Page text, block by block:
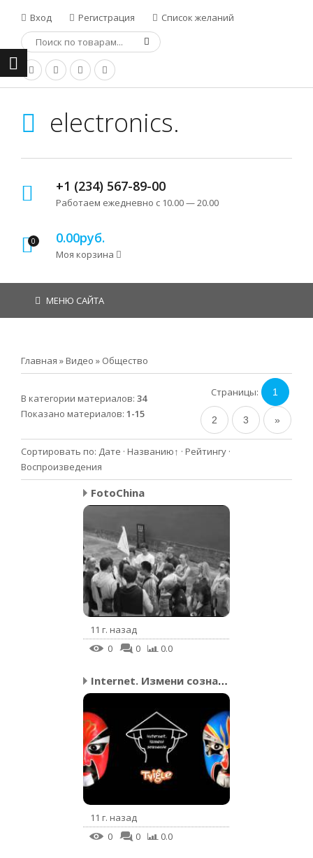
Вход Регистрация Список желаний
electronics.
+1 (234) 567-89-00
Работаем ежедневно с 10.00 — 20.00
0 0.00руб.
Моя корзина
МЕНЮ САЙТА
Главная » Видео » Общество
В категории материалов: 34
Показано материалов: 1-15
Страницы: 1
2 3 »
Сортировать по: Дате · Названию↑ · Рейтингу ·
Воспроизведения
FotoChina
11 г. назад
0
0 0.0
Internet. Измени сознан...
11 г. назад
0
0 0.0